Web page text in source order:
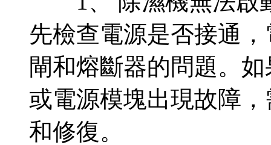
先檢查電源是否接通
閘和熔斷器的問題。
或電源模塊出現故障
和修復。